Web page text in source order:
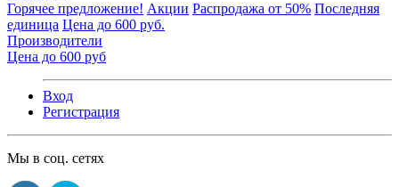
Горячее предложение! Акции Распродажа от 50% Последняя
единица Цена до 600 руб.
Производители
Цена до 600 руб
Вход
Регистрация
Мы в соц. сетях